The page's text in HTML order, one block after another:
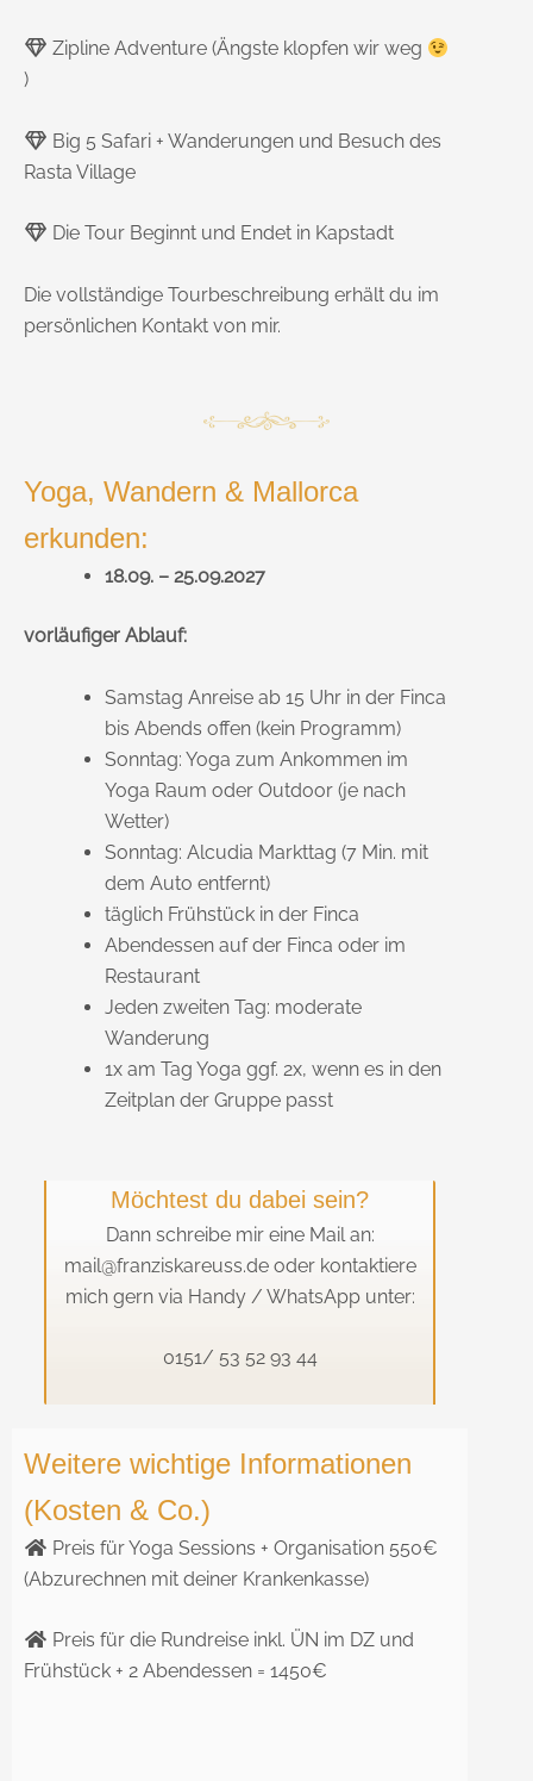
Zipline Adventure (Ängste klopfen wir weg
)
Big 5 Safari + Wanderungen und Besuch des
Rasta Village
Die Tour Beginnt und Endet in Kapstadt
Die vollständige Tourbeschreibung erhält du im
persönlichen Kontakt von mir.
Yoga, Wandern & Mallorca
erkunden:
18.09. – 25.09.2027
vorläufiger Ablauf:
Samstag Anreise ab 15 Uhr in der Finca
bis Abends offen (kein Programm)
Sonntag: Yoga zum Ankommen im
Yoga Raum oder Outdoor (je nach
Wetter)
Sonntag: Alcudia Markttag (7 Min. mit
dem Auto entfernt)
täglich Frühstück in der Finca
Abendessen auf der Finca oder im
Restaurant
Jeden zweiten Tag: moderate
Wanderung
1x am Tag Yoga ggf. 2x, wenn es in den
Zeitplan der Gruppe passt
Möchtest du dabei sein?
Dann schreibe mir eine Mail an:
mail@franziskareuss.de oder kontaktiere
mich gern via Handy / WhatsApp unter:
0151/ 53 52 93 44
Weitere wichtige Informationen
(Kosten & Co.)
Preis für Yoga Sessions + Organisation 550€
(Abzurechnen mit deiner Krankenkasse)
Preis für die Rundreise inkl. ÜN im DZ und
Frühstück + 2 Abendessen = 1450€